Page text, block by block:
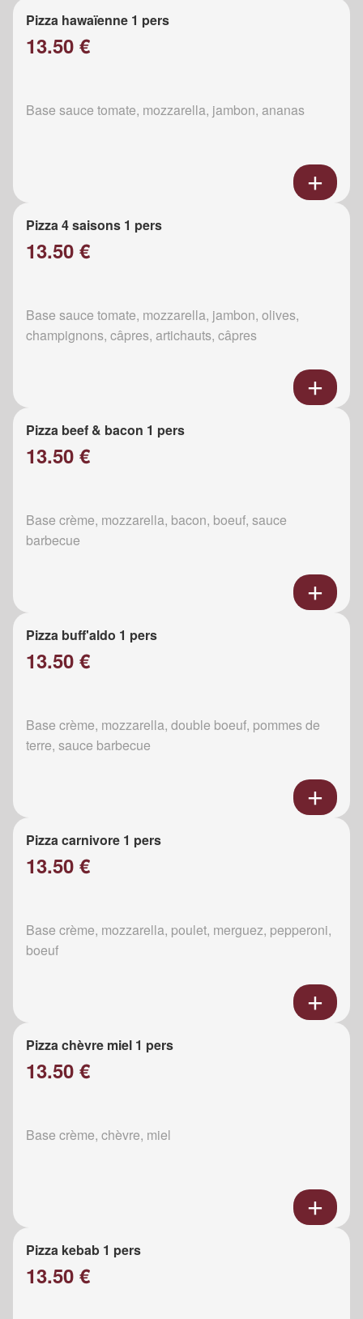
Pizza hawaïenne 1 pers
13.50 €
Base sauce tomate, mozzarella, jambon, ananas
Pizza 4 saisons 1 pers
13.50 €
Base sauce tomate, mozzarella, jambon, olives,
champignons, câpres, artichauts, câpres
Pizza beef & bacon 1 pers
13.50 €
Base crème, mozzarella, bacon, boeuf, sauce
barbecue
Pizza buff'aldo 1 pers
13.50 €
Base crème, mozzarella, double boeuf, pommes de
terre, sauce barbecue
Pizza carnivore 1 pers
13.50 €
Base crème, mozzarella, poulet, merguez, pepperoni,
boeuf
Pizza chèvre miel 1 pers
13.50 €
Base crème, chèvre, miel
Pizza kebab 1 pers
13.50 €